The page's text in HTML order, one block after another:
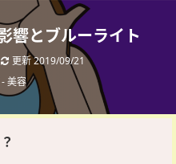
響とブルーライト
更新 2019/09/21
美容